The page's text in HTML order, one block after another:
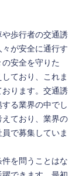
歩行者の交通誘
が安全に通行す
安全を守りた
ており、これま
ります。交通誘
る業界の中でし
ており、業界の
で募集していま
を問うことはな